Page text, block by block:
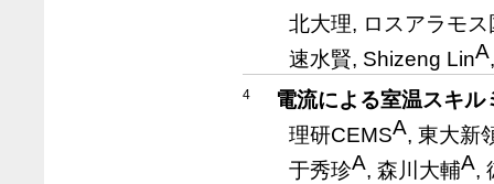
北大理, ロスアラモス
速水賢, Shizeng LinA
4
電流による室温スキ
理研CEMSA, 東大新
于秀珍A, 森川大輔A,